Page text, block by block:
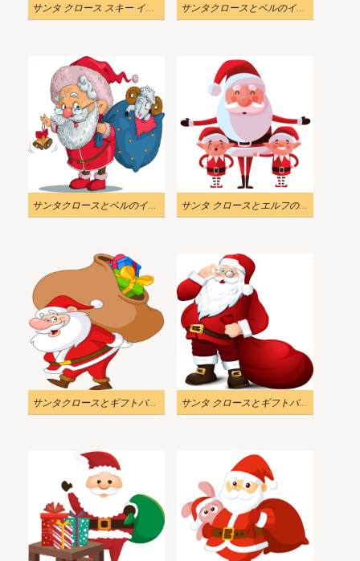
サンタ クロース スキー イラスト透明 サンタクロースとベルのイラストが透明
サンタクロースとベルのイラスト サンタ クロースとエルフのイラスト
サンタクロースとギフトバッグのイラスト透明 サンタ クロースとギフトバッグのイラスト